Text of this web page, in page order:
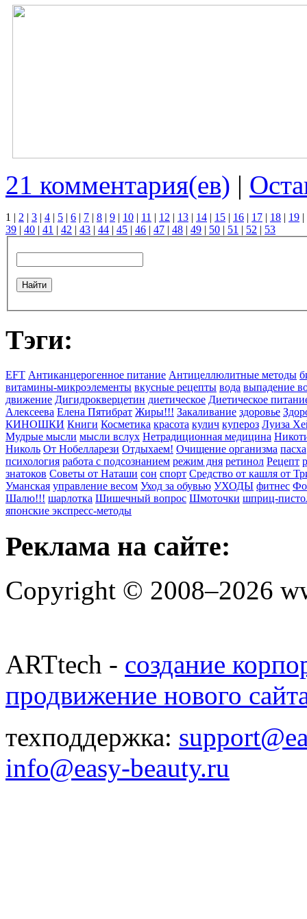
21 комментария(ев) |
1 | 2 | 3 | 4 | 5 | 6 | 7 | 8 | 9 | 10 | 11 | 12 | 13 | 14 | 15 | 16 | 17 | 18 | 19 |
39 | 40 | 41 | 42 | 43 | 44 | 45 | 46 | 47 | 48 | 49 | 50 | 51 | 52 | 53
Тэги:
EFT Антиканцерогенное питание Антицеллюлитные методы
витамины-микроэлементы вкусные рецепты вода выпадение
движение Дигидрокверцетин диетическое Диетическое
Алексеева Елена Пятибрат Жиры!!! Закаливание здоровье
КИНОШКИ Книги Косметика красота кулич купероз Луиза
Мудрые мысли мысли вслух Нетрадиционная медицина
Николь От Нобелларези Отдыхаем! Очищение организма пасха
психология работа с подсознанием режим дня ретинол Рецепт
знатоков Советы от Наташи сон спорт Средство от кашля от
Уманская управление весом Уход за обувью УХОДЫ фитнес
Шалю!!! шарлотка Шишечный вопрос Шмоточки шприц-
японские экспресс-методы
Реклама на сайте:
Copyright © 2008–2026
ARTtech - создание
продвижение нового
техподдержка:
info@easy-beauty.ru